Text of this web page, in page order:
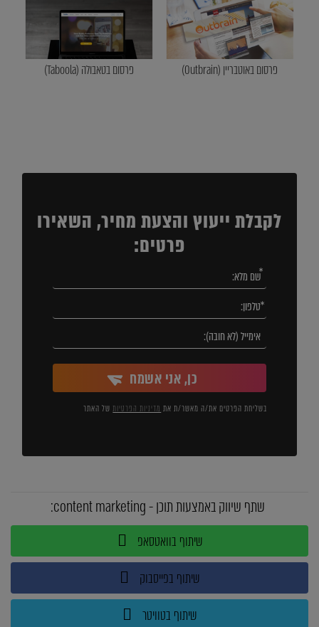
פרסום באוטבריין (Outbrain) פרסום בטאבולה (Taboola)
לקבלת ייעוץ והצעת מחיר, השאירו
פרטים:
כן, אני אשמח
בשליחת הפרטים את/ה מאשר/ת את מדיניות הפרטיותשל האתר
שתף שיווק באמצעות תוכן - content marketing:
שיתוף בוואטסאפ
שיתוף בפייסבוק
שיתוף בטוויטר